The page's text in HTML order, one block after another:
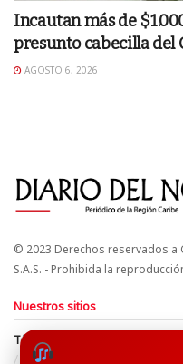
Incautan más de
presunto cabecilla del
AGOSTO 6, 2026
© 2023 Derechos reservados a
S.A.S. - Prohibida la
Nuestros sitios
Términos y Condiciones
Política de uso de cookies